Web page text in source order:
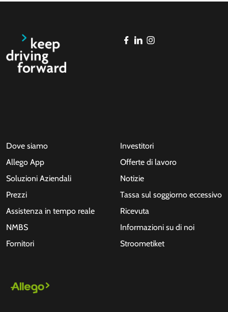
Dove siamo
Allego App
Soluzioni Aziendali
Prezzi
Assistenza in tempo reale
NMBS
Fornitori
Investitori
Offerte di lavoro
Notizie
Tassa sul soggiorno eccessivo
Ricevuta
Informazioni su di noi
Stroometiket